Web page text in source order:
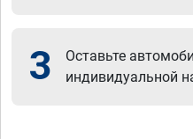
3
Оставьте
индивидуальной